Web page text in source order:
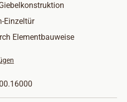
Einzeltür
Elementbauweise